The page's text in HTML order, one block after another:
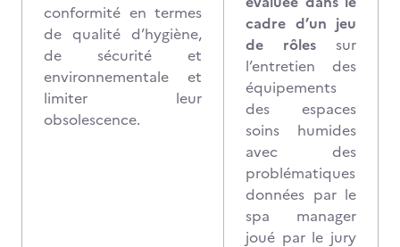
conformité en termes
de qualité d’hygiène,
de sécurité et
environnementale et
limiter leur
obsolescence.
cadre d’un jeu
de rôles sur
l’entretien des
équipements
des espaces
soins humides
avec des
problématiques
données par le
spa manager
joué par le jury